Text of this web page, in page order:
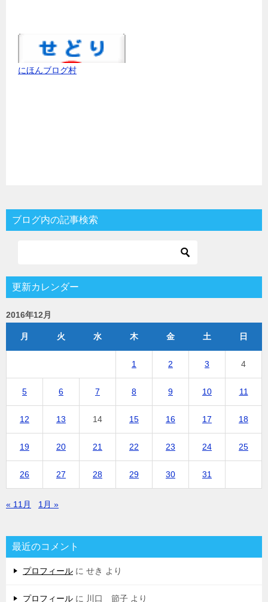
にほんブログ村
ブログ内の記事検索
更新カレンダー
2016年12月
月 火 水 木 金 土 日
1 2 3 4
5 6 7 8 9 10 11
12 13 14 15 16 17 18
19 20 21 22 23 24 25
26 27 28 29 30 31
« 11月 1月 »
最近のコメント
プロフィール に せき より
プロフィール に 川口 節子 より